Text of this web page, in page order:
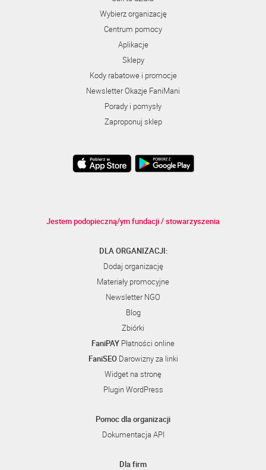
Wybierz organizację
Centrum pomocy
Aplikacje
Sklepy
Kody rabatowe i promocje
Newsletter Okazje FaniMani
Porady i pomysły
Zaproponuj sklep
Jestem podopieczną/ym fundacji / stowarzyszenia
DLA ORGANIZACJI:
Dodaj organizację
Materiały promocyjne
Newsletter NGO
Blog
Zbiórki
FaniPAY Płatności online
FaniSEODarowizny za linki
Widget na stronę
Plugin WordPress
Pomoc dla organizacji
Dokumentacja API
Dla firm